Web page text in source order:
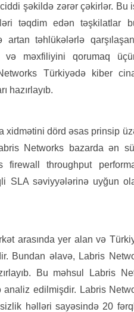
şəkildə zərər çəkirlər. Bu
təqdim edən təşkilatlar
artan təhlükələrlə
və məxfiliyini qorumaq
Türkiyədə kiber
hazırlayıb.
xidmətini dörd əsas prinsip
Networks bazarda ən
throughput
səviyyələrinə uyğun
arasında yer alan və
Bundan əlavə, Labris
Bu məhsul Labris
analiz edilmişdir. Labris
həlləri sayəsində 20